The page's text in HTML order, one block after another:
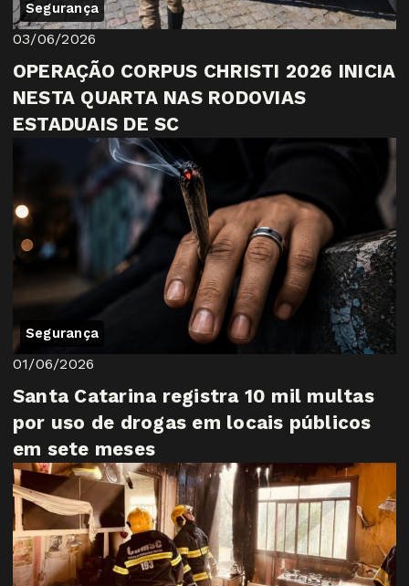
Segurança
03/06/2026
OPERAÇÃO CORPUS CHRISTI 2026 INICIA
NESTA QUARTA NAS RODOVIAS
ESTADUAIS DE SC
Segurança
01/06/2026
Santa Catarina registra 10 mil multas
por uso de drogas em locais públicos
em sete meses